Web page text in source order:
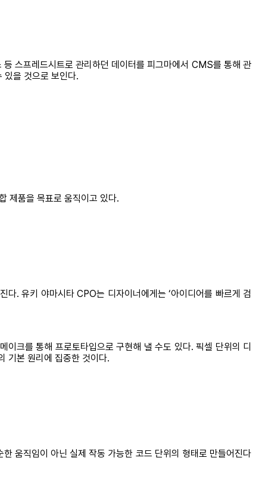
스프레드시트로 관리하던 데이터를 피그마에서 CMS를 통해 관
있을 것으로 보인다.
제품을 목표로 움직이고 있다.
. 유키 야마시타 CPO는 디자이너에게는 ‘아이디어를 빠르게 검
크를 통해 프로토타입으로 구현해 낼 수도 있다. 픽셀 단위의 디
기본 원리에 집중한 것이다.
움직임이 아닌 실제 작동 가능한 코드 단위의 형태로 만들어진다